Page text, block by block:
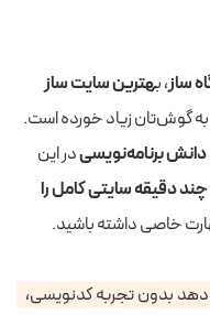
ساز، بهترین سایت ساز
گوش‌تان زیاد خورده است.
دانش برنامه‌نویسیدر این
دقیقه سایتی کامل را
خاصی داشته باشید.
بدون تجربه کدنویسی،